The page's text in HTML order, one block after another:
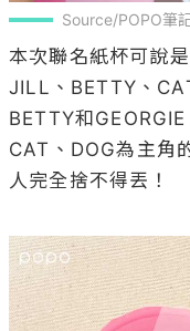
Source/POPO筆
本次聯名紙杯可說
JILL、BETTY、
BETTY和
CAT、DOG為主角
人完全捨不得丟！